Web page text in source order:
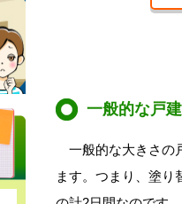
一般的な戸
一般的な大きさの
ます。つまり、塗り